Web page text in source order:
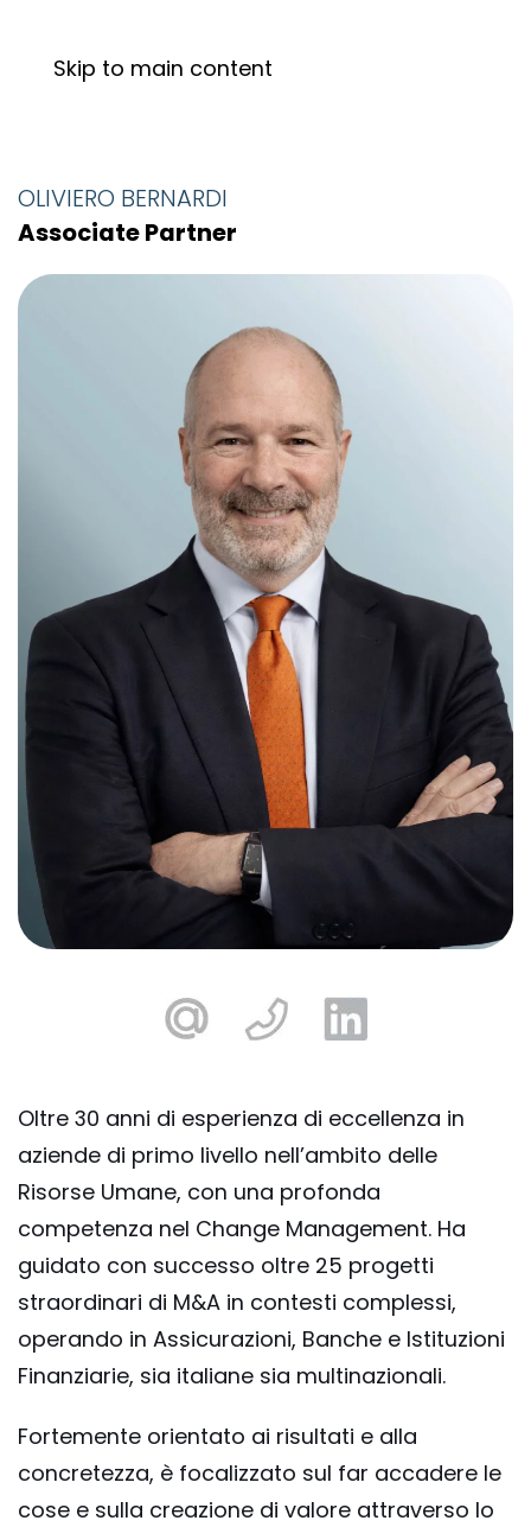
Skip to main content
OLIVIERO BERNARDI
Associate Partner
Oltre 30 anni di esperienza di eccellenza in
aziende di primo livello nell’ambito delle
Risorse Umane, con una profonda
competenza nel Change Management. Ha
guidato con successo oltre 25 progetti
straordinari di M&A in contesti complessi,
operando in Assicurazioni, Banche e Istituzioni
Finanziarie, sia italiane sia multinazionali.
Fortemente orientato ai risultati e alla
concretezza, è focalizzato sul far accadere le
cose e sulla creazione di valore attraverso lo